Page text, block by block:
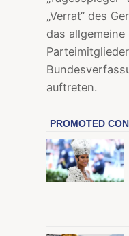
„Verrat“ des
das
auftreten.